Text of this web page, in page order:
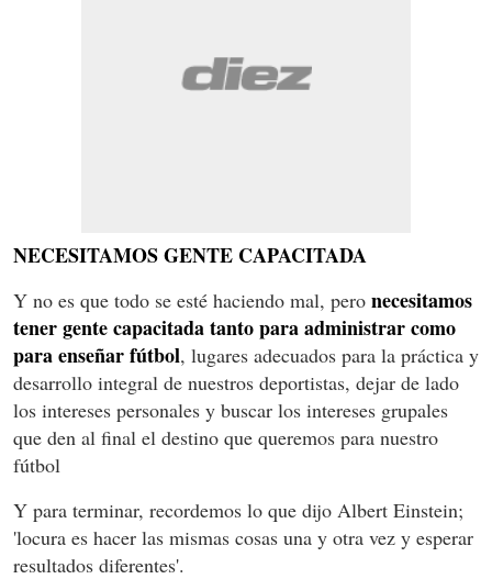
NECESITAMOS GENTE CAPACITADA
Y no es que todo se esté haciendo mal, pero necesitamos
tener gente capacitada tanto para administrar como
para enseñar fútbol, lugares adecuados para la práctica y
desarrollo integral de nuestros deportistas, dejar de lado
los intereses personales y buscar los intereses grupales
que den al final el destino que queremos para nuestro
fútbol
Y para terminar, recordemos lo que dijo Albert Einstein;
'locura es hacer las mismas cosas una y otra vez y esperar
resultados diferentes'.